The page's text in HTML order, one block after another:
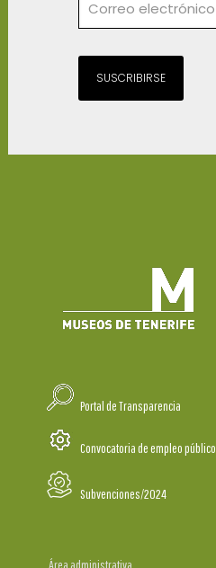
SUSCRIBIRSE
Portal de Transparencia
Convocatoria de empleo público
Subvenciones/2024
Área administrativa